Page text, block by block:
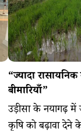
“ज्यादा
बीमारियाँ”
उड़ीसा के नयागढ़
कृषि को बढ़ावा देने